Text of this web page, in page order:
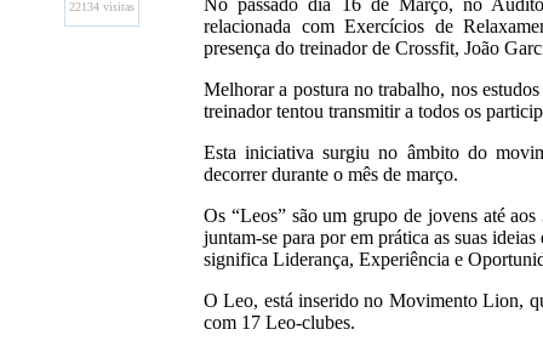
22134 visitas
No passado dia 16 de Março, no
relacionada com Exercícios de
presença do treinador de Crossfit, João
Melhorar a postura no trabalho, nos
treinador tentou transmitir a todos os
Esta iniciativa surgiu no âmbito do
decorrer durante o mês de março.
Os “Leos” são um grupo de jovens até
juntam-se para por em prática as suas
significa Liderança, Experiência e
O Leo, está inserido no Movimento Lion,
com 17 Leo-clubes.